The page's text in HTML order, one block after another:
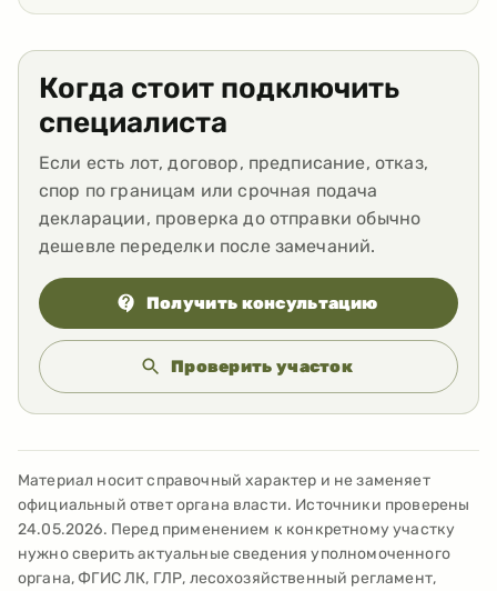
Когда стоит подключить
специалиста
Если есть лот, договор, предписание, отказ,
спор по границам или срочная подача
декларации, проверка до отправки обычно
дешевле переделки после замечаний.
Получить консультацию
Проверить участок
Материал носит справочный характер и не заменяет
официальный ответ органа власти. Источники проверены
24.05.2026. Перед применением к конкретному участку
нужно сверить актуальные сведения уполномоченного
органа, ФГИС ЛК, ГЛР, лесохозяйственный регламент,